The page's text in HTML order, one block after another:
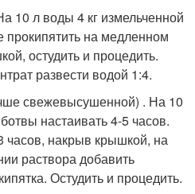
10 л воды 4 кг измельченной
прокипятить на медленном
остудить и процедить.
развести водой 1:4.
свежевысушенной) . На 10
настаивать 4-5 часов.
часов, накрыв крышкой, на
раствора добавить
Остудить и процедить.